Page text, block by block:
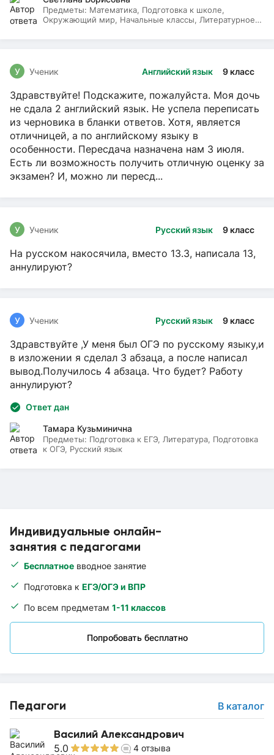
Индивидуальные онлайн-
занятия с педагогами
Бесплатное вводное занятие
Подготовка к ЕГЭ/ОГЭ и ВПР
По всем предметам 1-11 классов
Попробовать бесплатно
Педагоги В каталог
Василий Александрович
5.0 4 отзыва
Предметы: Математика, Подготовка к школе,
Окружающий мир, Начальные классы, Литературное
Английский язык 9 класс
У Ученик
Здравствуйте! Подскажите, пожалуйста. Моя дочь
не сдала 2 английский язык. Не успела переписать
из черновика в бланки ответов. Хотя, является
отличницей, а по английскому языку в
особенности. Пересдача назначена нам 3 июля.
Есть ли возможность получить отличную оценку за
экзамен? И, можно ли пересд...
Русский язык 9 класс
У Ученик
На русском накосячила, вместо 13.3, написала 13,
аннулируют?
Русский язык 9 класс
У Ученик
Здравствуйте ,У меня был ОГЭ по русскому языку,и
в изложении я сделал 3 абзаца, а после написал
вывод.Получилось 4 абзаца. Что будет? Работу
аннулируют?
Ответ дан
Тамара Кузьминична
Предметы: Подготовка к ЕГЭ, Литература, Подготовка
к ОГЭ, Русский язык